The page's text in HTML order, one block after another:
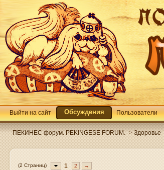
Выйти на сайт Обсуждения Пользователи
ПЕКИНЕС форум. PEKINGESE FORUM. > Здоровье
(2 Страниц) 1 2 →